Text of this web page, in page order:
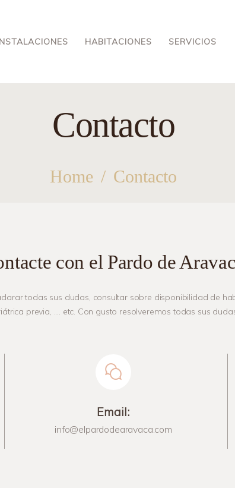
HABITACIONES SERVICIOS
Contacto
Home Contacto
CONTACTO
con el Pardo de
todas sus dudas, consultar sobre disponibilidad de
previa, .... etc. Con gusto resolveremos todas sus
Email:
info@elpardodearavaca.com